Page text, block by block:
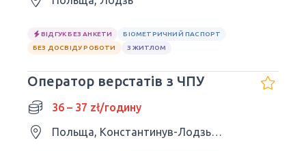
ВІДГУК БЕЗ АНКЕТИ
БІОМЕТРИЧНИЙ ПАСПОРТ
БЕЗ ДОСВІДУ РОБОТИ
З ЖИТЛОМ
Оператор верстатів з ЧПУ
36 – 37 zł/годину
Польща, Константинув-Лодзький